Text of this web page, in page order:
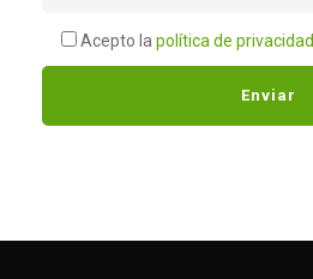
Acepto la política de privacidad